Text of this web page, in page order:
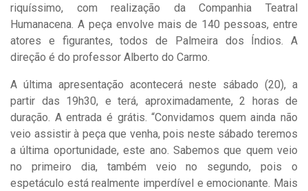
riquíssimo, com realização da Companhia Teatral
Humanacena. A peça envolve mais de 140 pessoas, entre
atores e figurantes, todos de Palmeira dos Índios. A
direção é do professor Alberto do Carmo.
A última apresentação acontecerá neste sábado (20), a
partir das 19h30, e terá, aproximadamente, 2 horas de
duração. A entrada é grátis. “Convidamos quem ainda não
veio assistir à peça que venha, pois neste sábado teremos
a última oportunidade, este ano. Sabemos que quem veio
no primeiro dia, também veio no segundo, pois o
espetáculo está realmente imperdível e emocionante. Mais